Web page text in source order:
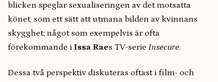
blicken speglar sexualiseringen av det motsatta
könet, som ett sätt att utmana bilden av kvinnans
skygghet; något som exempelvis är ofta
förekommande i Issa Raes TV-serie Insecure.
Dessa två perspektiv diskuteras oftast i film- och